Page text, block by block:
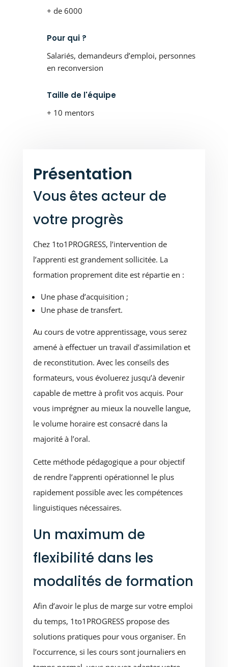
+ de 6000
Pour qui ?
Salariés, demandeurs d’emploi, personnes
en reconversion
Taille de l'équipe
+ 10 mentors
Présentation
Vous êtes acteur de
votre progrès
Chez 1to1PROGRESS, l’intervention de
l’apprenti est grandement sollicitée. La
formation proprement dite est répartie en :
Une phase d’acquisition ;
Une phase de transfert.
Au cours de votre apprentissage, vous serez
amené à effectuer un travail d’assimilation et
de reconstitution. Avec les conseils des
formateurs, vous évoluerez jusqu’à devenir
capable de mettre à profit vos acquis. Pour
vous imprégner au mieux la nouvelle langue,
le volume horaire est consacré dans la
majorité à l’oral.
Cette méthode pédagogique a pour objectif
de rendre l’apprenti opérationnel le plus
rapidement possible avec les compétences
linguistiques nécessaires.
Un maximum de
flexibilité dans les
modalités de formation
Afin d’avoir le plus de marge sur votre emploi
du temps, 1to1PROGRESS propose des
solutions pratiques pour vous organiser. En
l’occurrence, si les cours sont journaliers en